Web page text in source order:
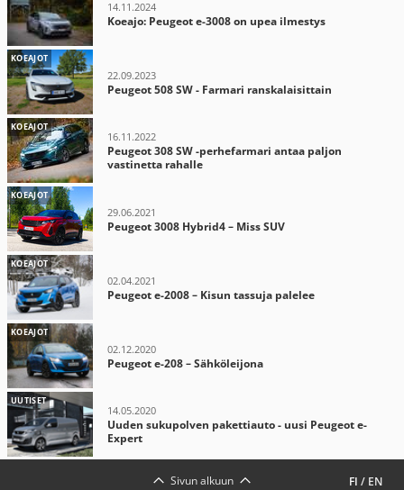
14.11.2024
Koeajo: Peugeot e-3008 on upea ilmestys
KOEAJOT
22.09.2023
Peugeot 508 SW - Farmari ranskalaisittain
KOEAJOT
16.11.2022
Peugeot 308 SW -perhefarmari antaa paljon
vastinetta rahalle
KOEAJOT
29.06.2021
Peugeot 3008 Hybrid4 – Miss SUV
KOEAJOT
02.04.2021
Peugeot e-2008 – Kisun tassuja palelee
KOEAJOT
02.12.2020
Peugeot e-208 – Sähköleijona
UUTISET
14.05.2020
Uuden sukupolven pakettiauto - uusi Peugeot e-
Expert
FI / EN
Sivun alkuun